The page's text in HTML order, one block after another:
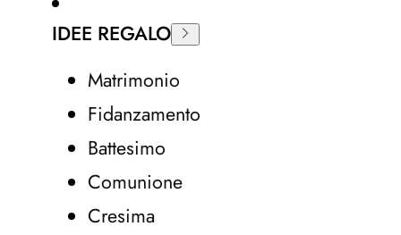
IDEE REGALO
Matrimonio
Fidanzamento
Battesimo
Comunione
Cresima